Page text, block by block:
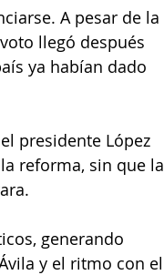
A pesar de la
llegó después
ya habían dado
presidente López
reforma, sin que la
generando
y el ritmo con el